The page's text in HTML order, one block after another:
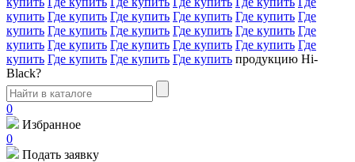
купить Где купить Где купить Где купить Где купить Где
купить Где купить Где купить Где купить Где купить Где
купить Где купить Где купить Где купить Где купить Где
купить Где купить Где купить Где купить продукцию Hi-
Black?
0
Избранное
0
Подать заявку